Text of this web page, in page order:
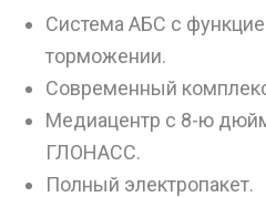
Система АБС с
торможении.
Современный
Медиацентр с 8-ю
ГЛОНАСС.
Полный электропакет.